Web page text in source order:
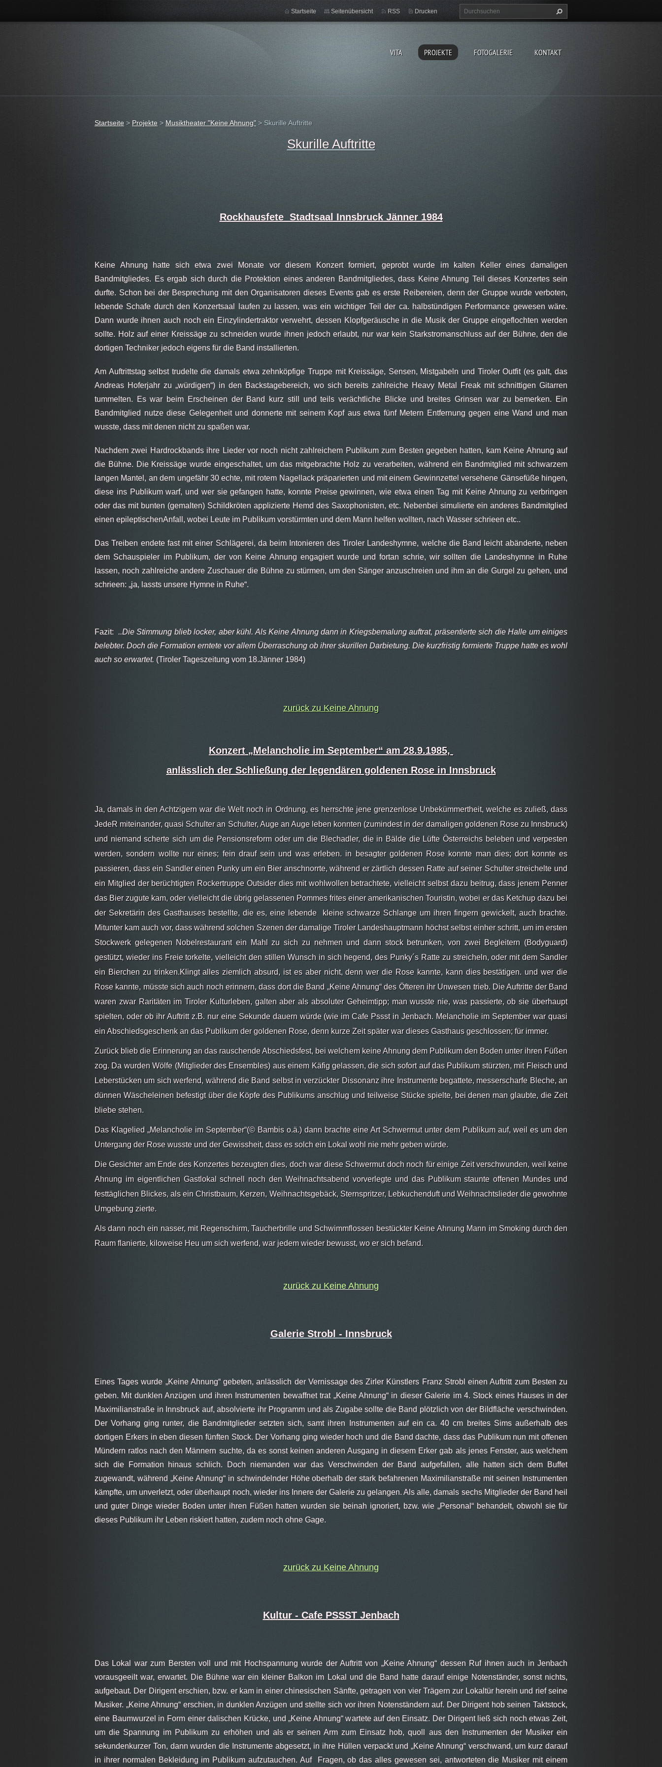
VITA PROJEKTE FOTOGALERIE KONTAKT
Startseite Seitenübersicht RSS Drucken
Startseite > Projekte > Musiktheater "Keine Ahnung" > Skurille Auftritte
Skurille Auftritte
Rockhausfete Stadtsaal Innsbruck Jänner 1984
Keine Ahnung hatte sich etwa zwei Monate vor diesem Konzert formiert, geprobt wurde im kalten Keller eines damaligen
Bandmitgliedes. Es ergab sich durch die Protektion eines anderen Bandmitgliedes, dass Keine Ahnung Teil dieses Konzertes sein
durfte. Schon bei der Besprechung mit den Organisatoren dieses Events gab es erste Reibereien, denn der Gruppe wurde verboten,
lebende Schafe durch den Konzertsaal laufen zu lassen, was ein wichtiger Teil der ca. halbstündigen Performance gewesen wäre.
Dann wurde ihnen auch noch ein Einzylindertraktor verwehrt, dessen Klopfgeräusche in die Musik der Gruppe eingeflochten werden
sollte. Holz auf einer Kreissäge zu schneiden wurde ihnen jedoch erlaubt, nur war kein Starkstromanschluss auf der Bühne, den die
dortigen Techniker jedoch eigens für die Band installierten.
Am Auftrittstag selbst trudelte die damals etwa zehnköpfige Truppe mit Kreissäge, Sensen, Mistgabeln und Tiroler Outfit (es galt, das
Andreas Hoferjahr zu „würdigen“) in den Backstagebereich, wo sich bereits zahlreiche Heavy Metal Freak mit schnittigen Gitarren
tummelten. Es war beim Erscheinen der Band kurz still und teils verächtliche Blicke und breites Grinsen war zu bemerken. Ein
Bandmitglied nutze diese Gelegenheit und donnerte mit seinem Kopf aus etwa fünf Metern Entfernung gegen eine Wand und man
wusste, dass mit denen nicht zu spaßen war.
Nachdem zwei Hardrockbands ihre Lieder vor noch nicht zahlreichem Publikum zum Besten gegeben hatten, kam Keine Ahnung auf
die Bühne. Die Kreissäge wurde eingeschaltet, um das mitgebrachte Holz zu verarbeiten, während ein Bandmitglied mit schwarzem
langen Mantel, an dem ungefähr 30 echte, mit rotem Nagellack präparierten und mit einem Gewinnzettel versehene Gänsefüße hingen,
diese ins Publikum warf, und wer sie gefangen hatte, konnte Preise gewinnen, wie etwa einen Tag mit Keine Ahnung zu verbringen
oder das mit bunten (gemalten) Schildkröten applizierte Hemd des Saxophonisten, etc. Nebenbei simulierte ein anderes Bandmitglied
einen epileptischenAnfall, wobei Leute im Publikum vorstürmten und dem Mann helfen wollten, nach Wasser schrieen etc..
Das Treiben endete fast mit einer Schlägerei, da beim Intonieren des Tiroler Landeshymne, welche die Band leicht abänderte, neben
dem Schauspieler im Publikum, der von Keine Ahnung engagiert wurde und fortan schrie, wir sollten die Landeshymne in Ruhe
lassen, noch zahlreicheandere Zuschauer die Bühne zu stürmen, um den Sänger anzuschreien und ihm an die Gurgel zu gehen, und
schrieen: „ja, lassts unsere Hymne in Ruhe“.
Fazit: ..Die Stimmung blieb locker, aber kühl. Als Keine Ahnung dann in Kriegsbemalung auftrat, präsentierte sich die Halle um einiges
belebter. Doch die Formation erntete vor allem Überraschung ob ihrer skurillen Darbietung. Die kurzfristig formierte Truppe hatte es wohl
auch so erwartet. (Tiroler Tageszeitung vom 18.Jänner 1984)
zurück zu Keine Ahnung
Konzert „Melancholie im September“ am 28.9.1985,
anlässlich der Schließung der legendären goldenen Rose in Innsbruck
Ja, damals in den Achtzigern war die Welt noch in Ordnung, es herrschte jene grenzenlose Unbekümmertheit, welche es zuließ, dass
JedeR miteinander, quasi Schulter an Schulter, Auge an Auge leben konnten (zumindest in der damaligen goldenen Rose zu Innsbruck)
und niemand scherte sich um die Pensionsreform oder um die Blechadler, die in Bälde die Lüfte Österreichs beleben und verpesten
werden, sondern wollte nur eines; fein drauf sein und was erleben. in besagter goldenen Rose konnte man dies; dort konnte es
passieren, dass ein Sandler einen Punky um ein Bier anschnorrte, während er zärtlich dessen Ratte auf seiner Schulter streichelte und
ein Mitglied der berüchtigten Rockertruppe Outsider dies mit wohlwollen betrachtete, vielleicht selbst dazu beitrug, dass jenem Penner
das Bier zugute kam, oder vielleicht die übrig gelassenen Pommes frites einer amerikanischen Touristin, wobei er das Ketchup dazu bei
der Sekretärin des Gasthauses bestellte, die es, eine lebende kleine schwarze Schlange um ihren fingern gewickelt, auch brachte.
Mitunter kam auch vor, dass während solchen Szenen der damalige Tiroler Landeshauptmann höchst selbst einher schritt, um im ersten
Stockwerk gelegenen Nobelrestaurant ein Mahl zu sich zu nehmen und dann stock betrunken, von zwei Begleitern (Bodyguard)
gestützt, wieder ins Freie torkelte, vielleicht den stillen Wunsch in sich hegend, des Punky´s Ratte zu streicheln, oder mit dem Sandler
ein Bierchen zu trinken.Klingt alles ziemlich absurd, ist es aber nicht, denn wer die Rose kannte, kann dies bestätigen. und wer die
Rose kannte, müsste sich auch noch erinnern, dass dort die Band „Keine Ahnung“ des Öfteren ihr Unwesen trieb. Die Auftritte der Band
waren zwar Raritäten im Tiroler Kulturleben, galten aber als absoluter Geheimtipp; man wusste nie, was passierte, ob sie überhaupt
spielten, oder ob ihr Auftritt z.B. nur eine Sekunde dauern würde (wie im Cafe Pssst in Jenbach. Melancholie im September war quasi
ein Abschiedsgeschenk an das Publikum der goldenen Rose, denn kurze Zeit später war dieses Gasthaus geschlossen; für immer.
Zurück blieb die Erinnerung an das rauschende Abschiedsfest, bei welchem keine Ahnung dem Publikum den Boden unter ihren Füßen
zog. Da wurden Wölfe (Mitglieder des Ensembles) aus einem Käfig gelassen, die sich sofort auf das Publikum stürzten, mit Fleisch und
Leberstücken um sich werfend, während die Band selbst in verzückter Dissonanz ihre Instrumente begattete, messerscharfe Bleche, an
dünnen Wäscheleinen befestigt über die Köpfe des Publikums anschlug und teilweise Stücke spielte, bei denen man glaubte, die Zeit
bliebe stehen.
Das Klagelied „Melancholie im September“(© Bambis o.ä.) dann brachte eine Art Schwermut unter dem Publikum auf, weil es um den
Untergang der Rose wusste und der Gewissheit, dass es solch ein Lokal wohl nie mehr geben würde.
Die Gesichter am Ende des Konzertes bezeugten dies, doch war diese Schwermut doch noch für einige Zeit verschwunden, weil keine
Ahnung im eigentlichen Gastlokal schnell noch den Weihnachtsabend vorverlegte und das Publikum staunte offenen Mundes und
festtäglichen Blickes, als ein Christbaum, Kerzen, Weihnachtsgebäck, Sternspritzer, Lebkuchenduft und Weihnachtslieder die gewohnte
Umgebung zierte.
Als dann noch ein nasser, mit Regenschirm, Taucherbrille und Schwimmflossen bestückter Keine Ahnung Mann im Smoking durch den
Raum flanierte, kiloweise Heu um sich werfend, war jedem wieder bewusst, wo er sich befand.
zurück zu Keine Ahnung
Galerie Strobl - Innsbruck
Eines Tages wurde „Keine Ahnung“ gebeten, anlässlich der Vernissage des Zirler Künstlers Franz Strobl einen Auftritt zum Besten zu
geben. Mit dunklen Anzügen und ihren Instrumenten bewaffnet trat „Keine Ahnung“ in dieser Galerie im 4. Stock eines Hauses in der
Maximilianstraße in Innsbruck auf, absolvierte ihr Programm und als Zugabe sollte die Band plötzlich von der Bildfläche verschwinden.
Der Vorhang ging runter, die Bandmitglieder setzten sich, samt ihren Instrumenten auf ein ca. 40 cm breites Sims außerhalb des
dortigen Erkers in eben diesen fünften Stock. Der Vorhang ging wieder hoch und die Band dachte, dass das Publikum nun mit offenen
Mündern ratlos nach den Männern suchte, da es sonst keinen anderen Ausgang in diesem Erker gab als jenes Fenster, aus welchem
sich die Formation hinaus schlich. Doch niemanden war das Verschwinden der Band aufgefallen, alle hatten sich dem Buffet
zugewandt, während „Keine Ahnung“ in schwindelnder Höhe oberhalb der stark befahrenen Maximilianstraße mit seinen Instrumenten
kämpfte, um unverletzt, oder überhaupt noch, wieder ins Innere der Galerie zu gelangen. Als alle, damals sechs Mitglieder der Band heil
und guter Dinge wieder Boden unter ihren Füßen hatten wurden sie beinah ignoriert, bzw. wie „Personal“ behandelt, obwohl sie für
dieses Publikum ihr Leben riskiert hatten, zudem noch ohne Gage.
zurück zu Keine Ahnung
Kultur - Cafe PSSST Jenbach
Das Lokal war zum Bersten voll und mit Hochspannung wurde der Auftritt von „Keine Ahnung“ dessen Ruf ihnen auch in Jenbach
vorausgeeilt war, erwartet. Die Bühne war ein kleiner Balkon im Lokal und die Band hatte darauf einige Notenständer, sonst nichts,
aufgebaut. Der Dirigent erschien, bzw. er kam in einer chinesischen Sänfte, getragen von vier Trägern zur Lokaltür herein und rief seine
Musiker. „Keine Ahnung“ erschien, in dunklen Anzügen und stellte sich vor ihren Notenständern auf. Der Dirigent hob seinen Taktstock,
eine Baumwurzel in Form einer dalischen Krücke, und „Keine Ahnung“ wartete auf den Einsatz. Der Dirigent ließ sich noch etwas Zeit,
um die Spannung im Publikum zu erhöhen und als er seinen Arm zum Einsatz hob, quoll aus den Instrumenten der Musiker ein
sekundenkurzer Ton, dann wurden die Instrumente abgesetzt, in ihre Hüllen verpackt und „Keine Ahnung“ verschwand, um kurz darauf
in ihrer normalen Bekleidung im Publikum aufzutauchen. Auf Fragen, ob das alles gewesen sei, antworteten die Musiker mit einem